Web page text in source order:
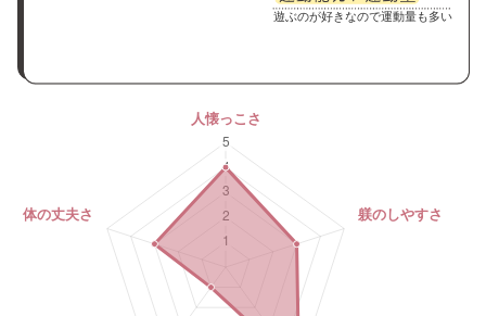
遊ぶのが好きなので運動量も多い